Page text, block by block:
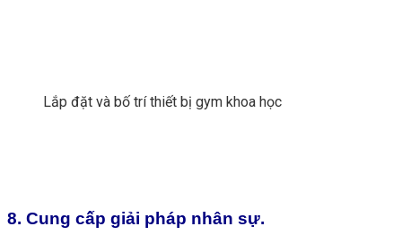
Lắp đặt và bố trí thiết bị gym khoa học
8. Cung cấp giải pháp nhân sự.